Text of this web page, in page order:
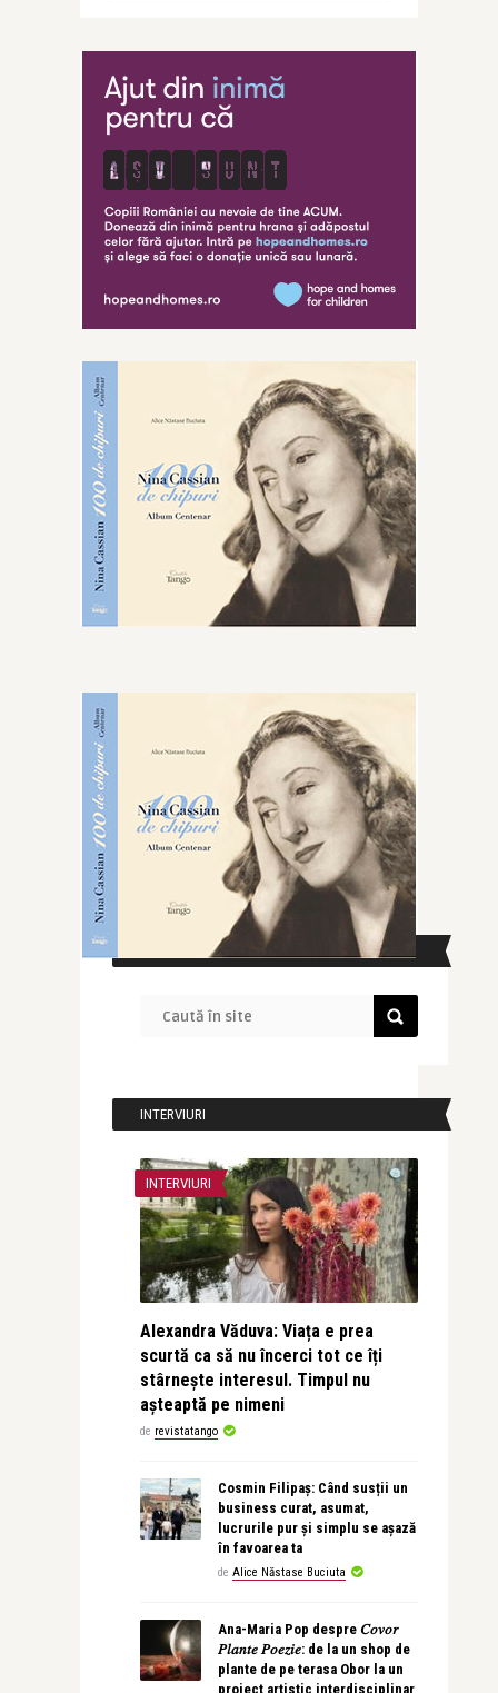
CAUTĂ ÎN SITE
INTERVIURI
INTERVIURI
Alexandra Văduva: Viața e prea
scurtă ca să nu încerci tot ce îți
stârnește interesul. Timpul nu
așteaptă pe nimeni
de revistatango
Cosmin Filipaș: Când susții un
business curat, asumat,
lucrurile pur și simplu se așază
în favoarea ta
de Alice Năstase Buciuta
Ana-Maria Pop despre 𝐶𝑜𝑣𝑜𝑟
𝑃𝑙𝑎𝑛𝑡𝑒 𝑃𝑜𝑒𝑧𝑖𝑒: de la un shop de
plante de pe terasa Obor la un
proiect artistic interdisciplinar